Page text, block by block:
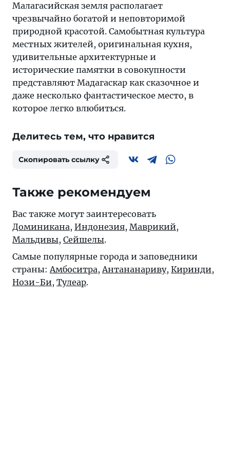
Малагасийская земля располагает
чрезвычайно богатой и неповторимой
природной красотой. Самобытная культура
местных жителей, оригинальная кухня,
удивительные архитектурные и
исторические памятки в совокупности
представляют Мадагаскар как сказочное и
даже несколько фантастическое место, в
которое легко влюбиться.
Делитесь тем, что нравится
Скопировать ссылку
Также рекомендуем
Вас также могут заинтересовать
Доминикана, Индонезия, Маврикий,
Мальдивы, Сейшелы.
Самые популярные города и заповедники
страны:Амбоситра,Антананариву, Киринди,
Нози-Би, Тулеар.